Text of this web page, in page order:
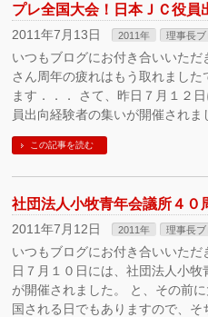
プレ全国大会！日本ＪＣ役員
2011年7月13日 2011年 理事長
いつもブログにお付き合いいた
さん周年の疲れはもう取れまし
ます．．． さて、昨日７月１２
員出向経験者の集いが開催されま
この記事を読む
社団法人小牧青年会議所４０
2011年7月12日 2011年 理事長
いつもブログにお付き合いいた
日７月１０日には、社団法人小
が開催されました。 と、その前
国される日でもありますので、そ